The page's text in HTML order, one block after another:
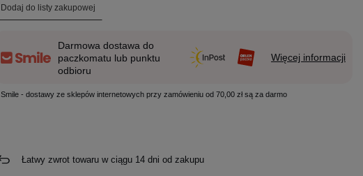
Dodaj do listy zakupowej
Darmowa dostawa do
paczkomatu lub punktu
odbioru
Więcej informacji
Smile - dostawy ze sklepów internetowych przy zamówieniu od 70,00 zł są za darmo
Łatwy zwrot towaru w ciągu 14dni od zakupu